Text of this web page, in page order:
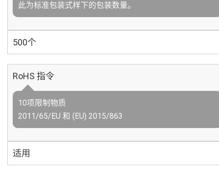
此为标准包装式样下的包装数量。
500个
RoHS 指令
10项限制物质
2011/65/EU 和 (EU) 2015/863
适用